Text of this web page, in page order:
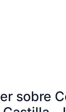
sobre